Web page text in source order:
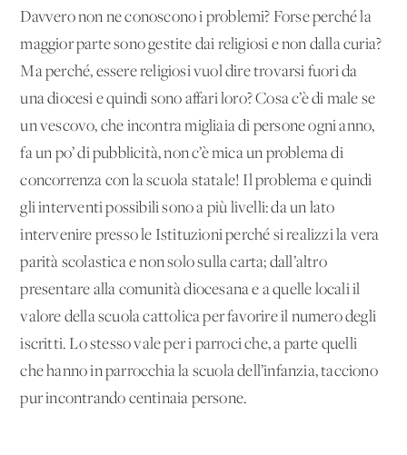
Davvero non ne conoscono i problemi? Forse perché la
maggior parte sono gestite dai religiosi e non dalla curia?
Ma perché, essere religiosi vuol dire trovarsi fuori da
una diocesi e quindi sono affari loro? Cosa c’è di male se
un vescovo, che incontra migliaia di persone ogni anno,
fa un po’ di pubblicità, non c’è mica un problema di
concorrenza con la scuola statale! Il problema e quindi
gli interventi possibili sono a più livelli: da un lato
intervenire presso le Istituzioni perché si realizzi la vera
parità scolastica e non solo sulla carta; dall’altro
presentare alla comunità diocesana e a quelle locali il
valore della scuola cattolica per favorire il numero degli
iscritti. Lo stesso vale per i parroci che, a parte quelli
che hanno in parrocchia la scuola dell’infanzia, tacciono
pur incontrando centinaia persone.